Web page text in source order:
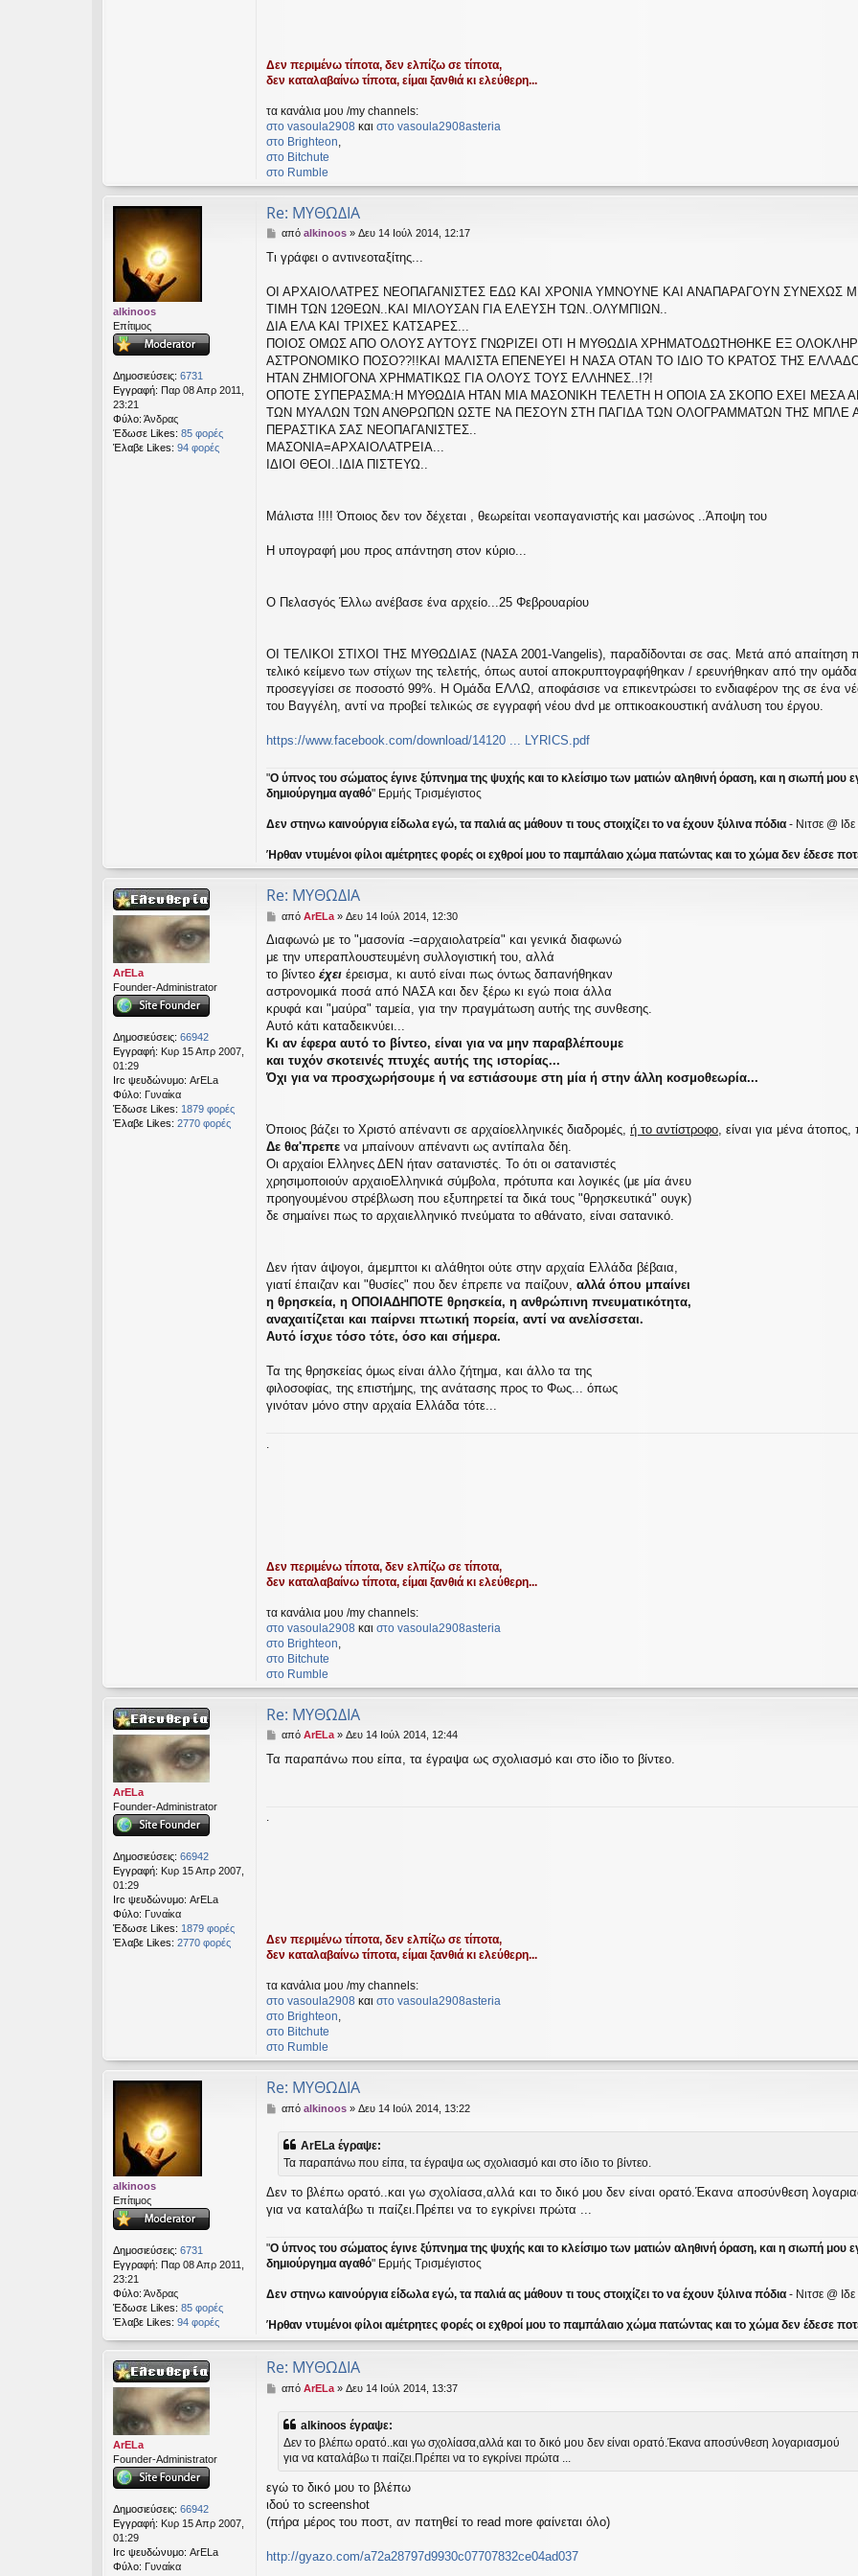
Δεν περιμένω τίποτα, δεν ελπίζω σε τίποτα,
δεν καταλαβαίνω τίποτα, είμαι ξανθιά κι ελεύθερη...
τα κανάλια μου /my channels:
στο vasoula2908 και στο vasoula2908asteria
στο Βrighteon
στο Bitchute
στο Rumble
alkinoos
Επίτιμος
Δημοσιεύσεις: 6731
Εγγραφή: Παρ 08 Απρ 2011,
23:21
Φύλο: Άνδρας
Έδωσε Likes: 85 φορές
Έλαβε Likes: 94 φορές
Re: ΜΥΘΩΔΙΑ
Δ
μ
σ
ί
ε
υ
σ
η
από alkinoos» Δευ 14 Ιούλ 2014, 12:17
Τι γράφει ο αντινεοταξίτης...
ΟΙ ΑΡΧΑΙΟΛΑΤΡΕΣ ΝΕΟΠΑΓΑΝΙΣΤΕΣ ΕΔΩ ΚΑΙ ΧΡΟΝΙΑ ΥΜΝΟΥΝΕ ΚΑΙ ΑΝΑΠΑΡΑΓΟΥΝ ΣΥΝΕΧΩΣ
ΤΙΜΗ ΤΩΝ 12ΘΕΩΝ..ΚΑΙ ΜΙΛΟΥΣΑΝ ΓΙΑ ΕΛΕΥΣΗ ΤΩΝ..ΟΛΥΜΠΙΩΝ..
ΔΙΑ ΕΛΑ ΚΑΙ ΤΡΙΧΕΣ ΚΑΤΣΑΡΕΣ...
ΠΟΙΟΣ ΟΜΩΣ ΑΠΟ ΟΛΟΥΣ ΑΥΤΟΥΣ ΓΝΩΡΙΖΕΙ ΟΤΙ Η ΜΥΘΩΔΙΑ ΧΡΗΜΑΤΟΔΩΤΗΘΗΚΕ ΕΞ
ΑΣΤΡΟΝΟΜΙΚΟ ΠΟΣΟ??!!ΚΑΙ ΜΑΛΙΣΤΑ ΕΠΕΝΕΥΕΙ Η ΝΑΣΑ ΟΤΑΝ ΤΟ ΙΔΙΟ ΤΟ ΚΡΑΤΟΣ ΤΗΣ
ΗΤΑΝ ΖΗΜΙΟΓΟΝΑ ΧΡΗΜΑΤΙΚΩΣ ΓΙΑ ΟΛΟΥΣ ΤΟΥΣ ΕΛΛΗΝΕΣ..!?!
ΟΠΟΤΕ ΣΥΠΕΡΑΣΜΑ:Η ΜΥΘΩΔΙΑ ΗΤΑΝ ΜΙΑ ΜΑΣΟΝΙΚΗ ΤΕΛΕΤΗ Η ΟΠΟΙΑ ΣΑ ΣΚΟΠΟ ΕΧΕΙ ΜΕΣΑ
ΤΩΝ ΜΥΑΛΩΝ ΤΩΝ ΑΝΘΡΩΠΩΝ ΩΣΤΕ ΝΑ ΠΕΣΟΥΝ ΣΤΗ ΠΑΓΙΔΑ ΤΩΝ ΟΛΟΓΡΑΜΜΑΤΩΝ ΤΗΣ ΜΠΛΕ
ΠΕΡΑΣΤΙΚΑ ΣΑΣ ΝΕΟΠΑΓΑΝΙΣΤΕΣ..
ΜΑΣΟΝΙΑ=ΑΡΧΑΙΟΛΑΤΡΕΙΑ...
ΙΔΙΟΙ ΘΕΟΙ..ΙΔΙΑ ΠΙΣΤΕΥΩ..
Μάλιστα !!!! Όποιος δεν τον δέχεται , θεωρείται νεοπαγανιστής και μασώνος ..Άποψη του
Η υπογραφή μου προς απάντηση στον κύριο...
Ο Πελασγός Έλλω ανέβασε ένα αρχείο...25 Φεβρουαρίου
ΟΙ ΤΕΛΙΚΟΙ ΣΤΙΧΟΙ ΤΗΣ ΜΥΘΩΔΙΑΣ (ΝΑΣΑ 2001-Vangelis), παραδίδονται σε σας. Μετά από απαίτηση
τελικό κείμενο των στίχων της τελετής, όπως αυτοί αποκρυπτογραφήθηκαν / ερευνήθηκαν από την
προσεγγίσει σε ποσοστό 99%. Η Ομάδα ΕΛΛΩ, αποφάσισε να επικεντρώσει το ενδιαφέρον της σε ένα
του Βαγγέλη, αντί να προβεί τελικώς σε εγγραφή νέου dvd με οπτικοακουστική ανάλυση του έργου.
https://www.facebook.com/download/14120 ... LYRICS.pdf
"Ο ύπνος του σώματος έγινε ξύπνημα της ψυχής και το κλείσιμο των ματιών αληθινή όραση, και η σιωπή μου
δημιούργημα αγαθό" Ερμής Τρισμέγιστος
Δεν στηνω καινούργια είδωλα εγώ, τα παλιά ας μάθουν τι τους στοιχίζει το να έχουν ξύλινα πόδια - Νιτσε @
Ήρθαν ντυμένοι φίλοι αμέτρητες φορές οι εχθροί μου το παμπάλαιο χώμα πατώντας και το χώμα δεν έδεσε
ArELa
Founder-Administrator
Δημοσιεύσεις: 66942
Εγγραφή: Κυρ 15 Απρ 2007,
01:29
Irc ψευδώνυμο: ArELa
Φύλο: Γυναίκα
Έδωσε Likes: 1879 φορές
Έλαβε Likes: 2770 φορές
Re: ΜΥΘΩΔΙΑ
Δ
μ
ο
σ
ί
υ
σ
η
από ArELa» Δευ 14 Ιούλ 2014, 12:30
Διαφωνώ με το "μασονία -=αρχαιολατρεία" και γενικά διαφωνώ
με την υπεραπλουστευμένη συλλογιστική του, αλλά
το βίντεο έχει έρεισμα, κι αυτό είναι πως όντως δαπανήθηκαν
αστρονομικά ποσά από ΝΑΣΑ και δεν ξέρω κι εγώ ποια άλλα
κρυφά και "μαύρα" ταμεία, για την πραγμάτωση αυτής της συνθεσης.
Αυτό κάτι καταδεικνύει...
Κι αν έφερα αυτό το βίντεο, είναι για να μην παραβλέπουμε
και τυχόν σκοτεινές πτυχές αυτής της ιστορίας...
Όχι για να προσχωρήσουμε ή να εστιάσουμε στη μία ή στην άλλη κοσμοθεωρία...
Όποιος βάζει το Χριστό απέναντι σε αρχαίοελληνικές διαδρομές, ή το αντίστροφο, είναι για μένα
Δε θα'πρεπε να μπαίνουν απέναντι ως αντίπαλα δέη.
Οι αρχαίοι Ελληνες ΔΕΝ ήταν σατανιστές. Το ότι οι σατανιστές
χρησιμοποιούν αρχαιοΕλληνικά σύμβολα, πρότυπα και λογικές (με μία άνευ
προηγουμένου στρέβλωση που εξυπηρετεί τα δικά τους "θρησκευτικά" ουγκ)
δε σημαίνει πως το αρχαιελληνικό πνεύματα το αθάνατο, είναι σατανικό.
Δεν ήταν άψογοι, άμεμπτοι κι αλάθητοι ούτε στην αρχαία Ελλάδα βέβαια,
γιατί έπαιζαν και "θυσίες" που δεν έπρεπε να παίζουν, αλλά όπου μπαίνει
η θρησκεία, η ΟΠΟΙΑΔΗΠΟΤΕ θρησκεία, η ανθρώπινη πνευματικότητα,
αναχαιτίζεται και παίρνει πτωτική πορεία, αντί να ανελίσσεται.
Αυτό ίσχυε τόσο τότε, όσο και σήμερα.
Τα της θρησκείας όμως είναι άλλο ζήτημα, και άλλο τα της
φιλοσοφίας, της επιστήμης, της ανάτασης προς το Φως... όπως
γινόταν μόνο στην αρχαία Ελλάδα τότε...
Δεν περιμένω τίποτα, δεν ελπίζω σε τίποτα,
δεν καταλαβαίνω τίποτα, είμαι ξανθιά κι ελεύθερη...
τα κανάλια μου /my channels:
στο vasoula2908 και στο vasoula2908asteria
στο Βrighteon
στο Bitchute
στο Rumble
ArELa
Founder-Administrator
Δημοσιεύσεις: 66942
Εγγραφή: Κυρ 15 Απρ 2007,
01:29
Irc ψευδώνυμο: ArELa
Φύλο: Γυναίκα
Έδωσε Likes: 1879 φορές
Έλαβε Likes: 2770 φορές
Re: ΜΥΘΩΔΙΑ
Δ
μ
από ArELa» Δευ 14 Ιούλ 2014, 12:44
Τα παραπάνω που είπα, τα έγραψα ως σχολιασμό και στο ίδιο το βίντεο.
.
Δεν περιμένω τίποτα, δεν ελπίζω σε τίποτα,
δεν καταλαβαίνω τίποτα, είμαι ξανθιά κι ελεύθερη...
τα κανάλια μου /my channels:
στο vasoula2908 και στο vasoula2908asteria
στο Βrighteon,
στο Bitchute
στο Rumble
alkinoos
Επίτιμος
Δημοσιεύσεις: 6731
Εγγραφή: Παρ 08 Απρ 2011,
23:21
Φύλο: Άνδρας
Έδωσε Likes: 85 φορές
Έλαβε Likes: 94 φορές
Re: ΜΥΘΩΔΙΑ
Δ
μ
ε
υ
από alkinoos» Δευ 14 Ιούλ 2014, 13:22
ArELa έγραψε:
Τα παραπάνω που είπα, τα έγραψα ως σχολιασμό και στο ίδιο το βίντεο.
Δεν το βλέπω ορατό..και γω σχολίασα,αλλά και το δικό μου δεν είναι ορατό.Έκανα αποσύνθεση
για να καταλάβω τι παίζει.Πρέπει να το εγκρίνει πρώτα ...
"Ο ύπνος του σώματος έγινε ξύπνημα της ψυχής και το κλείσιμο των ματιών αληθινή όραση, και η σιωπή μου
δημιούργημα αγαθό" Ερμής Τρισμέγιστος
Δεν στηνω καινούργια είδωλα εγώ, τα παλιά ας μάθουν τι τους στοιχίζει το να έχουν ξύλινα πόδια - Νιτσε @
Ήρθαν ντυμένοι φίλοι αμέτρητες φορές οι εχθροί μου το παμπάλαιο χώμα πατώντας και το χώμα δεν έδεσε
ArELa
Founder-Administrator
Δημοσιεύσεις: 66942
Εγγραφή: Κυρ 15 Απρ 2007,
01:29
Irc ψευδώνυμο: ArELa
Φύλο: Γυναίκα
Re: ΜΥΘΩΔΙΑ
Δ
σ
υ
σ
η
από ArELa» Δευ 14 Ιούλ 2014, 13:37
alkinoos έγραψε:
Δεν το βλέπω ορατό..και γω σχολίασα,αλλά και το δικό μου δεν είναι ορατό.Έκανα αποσύνθεση λογαριασμού
για να καταλάβω τι παίζει.Πρέπει να το εγκρίνει πρώτα ...
εγώ το δικό μου το βλέπω
ιδού το screenshot
(πήρα μέρος του ποστ, αν πατηθεί το read more φαίνεται όλο)
http://gyazo.com/a72a28797d9930c07707832ce04ad037